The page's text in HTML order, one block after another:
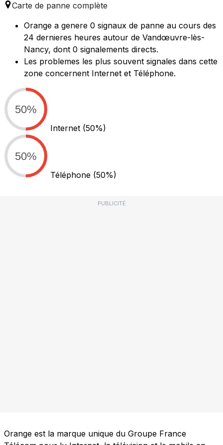
Carte de panne complète
Orange a genere 0 signaux de panne au cours des
24 dernieres heures autour de Vandœuvre-lès-
Nancy, dont 0 signalements directs.
Les problemes les plus souvent signales dans cette
zone concernent Internet et Téléphone.
50%
Internet (50%)
50%
Téléphone (50%)
PUBLICITÉ
Orange est la marque unique du Groupe France